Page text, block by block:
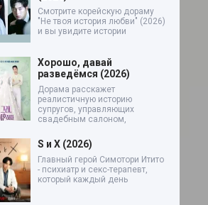
Смотрите корейскую дораму
"Не твоя история любви" (2026)
и вы увидите истории
Хорошо, давай
разведёмся (2026)
Дорама расскажет
реалистичную историю
супругов, управляющих
свадебным салоном,
S и X (2026)
Главный герой Симотори Итито
- психиатр и секс-терапевт,
который каждый день